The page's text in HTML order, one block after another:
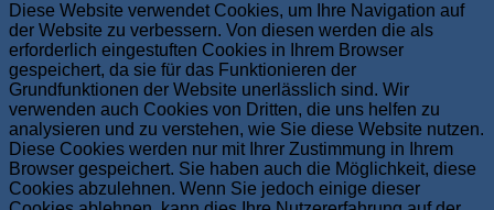
Diese Website verwendet Cookies, um Ihre Navigation auf
der Website zu verbessern. Von diesen werden die als
erforderlich eingestuften Cookies in Ihrem Browser
gespeichert, da sie für das Funktionieren der
Grundfunktionen der Website unerlässlich sind. Wir
verwenden auch Cookies von Dritten, die uns helfen zu
analysieren und zu verstehen, wie Sie diese Website nutzen.
Diese Cookies werden nur mit Ihrer Zustimmung in Ihrem
Browser gespeichert. Sie haben auch die Möglichkeit, diese
Cookies abzulehnen. Wenn Sie jedoch einige dieser